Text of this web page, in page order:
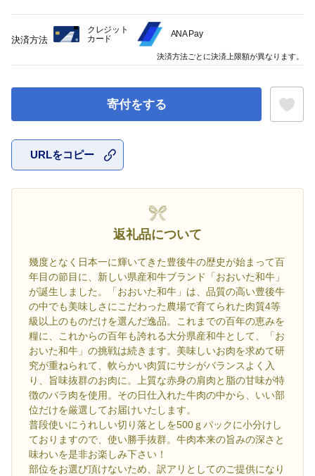
寄付をする
URLをコピー
返礼品について
幾度となく日本一に輝いてきた豊後牛の歴史が始まって百
年目の節目に、新しい県産和牛ブランド「おおいた和牛」
が誕生しました。「おおいた和牛」は、品質の高い豊後牛
の中でも美味しさにこだわった農場で育てられた肉質4等
級以上のものだけを選んだ逸品。これまでの百年の恵みを
糧に、これからの百年も誇れる大分県産和牛として、「お
おいた和牛」の挑戦は続きます。美味しいお肉を求めて研
究が重ねられて、軟らかい肉質にサシがバランスよく入
り、旨味抜群のお肉に。上質な赤身の肩肉と脂の甘味が特
徴のバラ肉を使用。その日仕入れた牛肉の中から、いい部
位だけを厳選してお届けいたします。
普段使いにうれしい切り落としを500ｇパックに小分けし
ておりますので、使い勝手抜群。牛肉本来の旨みの深さと
味わいを是非お楽しみ下さい！
部位をお選び頂けないため、訳アリとしてのご提供になり
決済方法
クレジット
カード
ANA Pay
決済方法ごとに決済上限額が異なります。